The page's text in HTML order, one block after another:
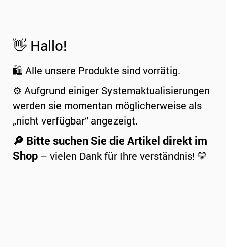
👋 Hallo!
🛍️ Alle unsere Produkte sind vorrätig.
⚙️ Aufgrund einiger Systemaktualisierungen
werden sie momentan möglicherweise als
„nicht verfügbar“ angezeigt.
🔎 Bitte suchen Sie die Artikel direkt im
Shop – vielen Dank für Ihre verständnis! 💛